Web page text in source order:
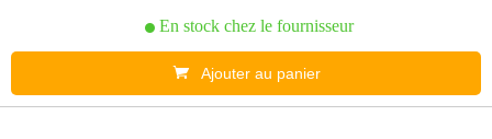
En stock chez le fournisseur
Ajouter au panier